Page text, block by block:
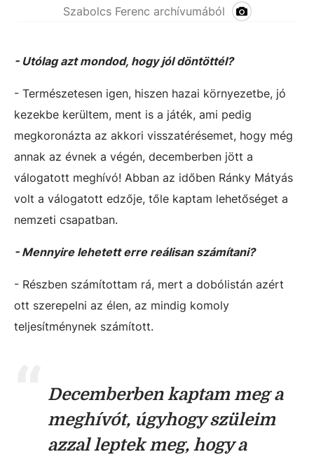
Szabolcs Ferenc archívumából
- Utólag azt mondod, hogy jól döntöttél?
- Természetesen igen, hiszen hazai környezetbe, jó
kezekbe kerültem, ment is a játék, ami pedig
megkoronázta az akkori visszatérésemet, hogy még
annak az évnek a végén, decemberben jött a
válogatott meghívó! Abban az időben Ránky Mátyás
volt a válogatott edzője, tőle kaptam lehetőséget a
nemzeti csapatban.
- Mennyire lehetett erre reálisan számítani?
- Részben számítottam rá, mert a dobólistán azért
ott szerepelni az élen, az mindig komoly
teljesítménynek számított.
Decemberben kaptam meg a
meghívót, úgyhogy szüleim
azzal leptek meg, hogy a